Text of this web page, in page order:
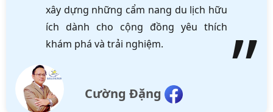
xây dựng những cẩm nang du lịch hữu
ích dành cho cộng đồng yêu thích
khám phá và trải nghiệm.
Cường Đặng